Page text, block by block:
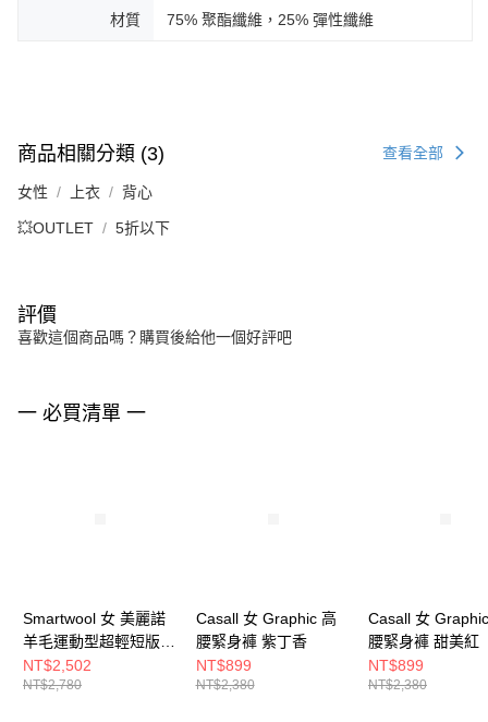
材質 75% 聚酯纖維，25% 彈性纖維
商品相關分類 (3) 查看全部
女性 上衣 背心
💥OUTLET 5折以下
評價
喜歡這個商品嗎？購買後給他一個好評吧
一 必買清單 一
Smartwool 女 美麗諾
羊毛運動型超輕短版背
心 柔紫
NT$2,502
NT$2,780
Casall 女 Graphic 高
腰緊身褲 紫丁香
NT$899
NT$2,380
Casall 女
腰緊身褲 甜美紅
NT$899
NT$2,380